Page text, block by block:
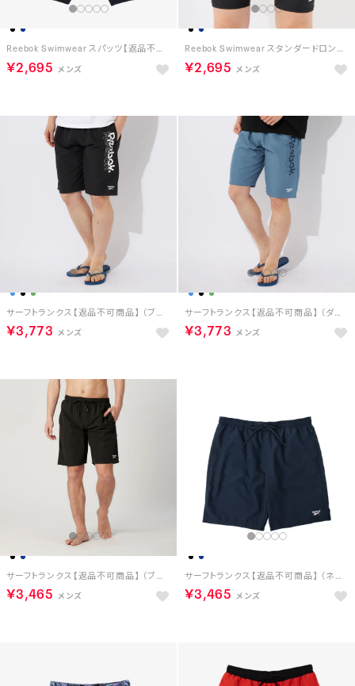
Reebok Swimwear スパッツ【返品不可商品】 （ネイビー）
￥2,695
Reebok Swimwear スタンダードロングスパッツ【返品不可商品】 （ブラック）
￥2,695
サーフトランクス【返品不可商品】 （ブラック）
￥3,773
サーフトランクス【返品不可商品】 （ダークブルー）
￥3,773
サーフトランクス【返品不可商品】 （ブラック）
￥3,465
サーフトランクス【返品不可商品】 （ネイビー）
￥3,465